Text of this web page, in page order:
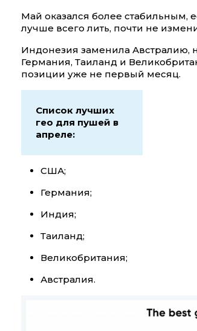
Май оказался более стабильным,
лучше всего лить, почти не
Индонезия заменила
Германия, Таиланд и
позиции уже не первый месяц.
Список лучших
гео для пушей в
апреле:
США;
Германия;
Индия;
Таиланд;
Великобритания;
Австралия.